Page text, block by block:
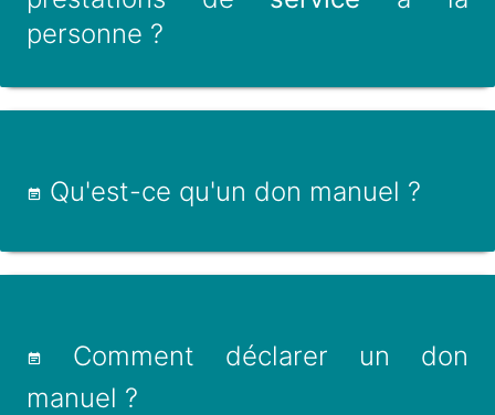
personne ?
Qu'est-ce qu'un don manuel ?
Comment déclarer un don
manuel ?